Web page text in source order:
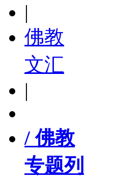
|
佛教
文汇
|
/ 佛教
专题列